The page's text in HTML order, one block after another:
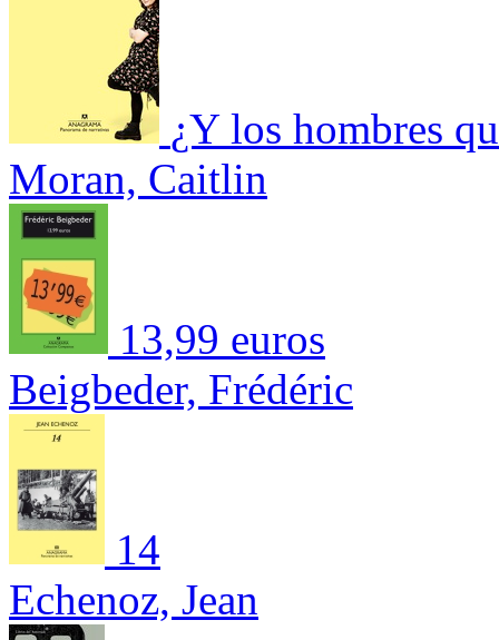
¿Y los hombres
Moran, Caitlin
13,99 euros
Beigbeder, Frédéric
14
Echenoz, Jean